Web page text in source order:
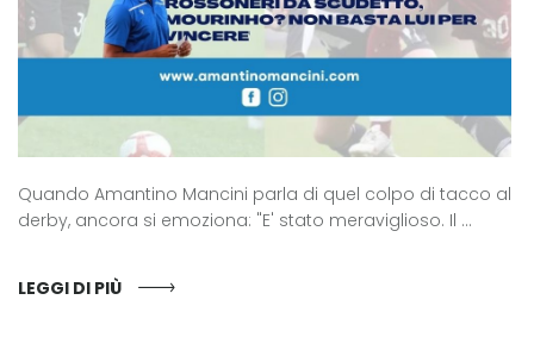
Quando Amantino Mancini parla di quel colpo di tacco al
derby, ancora si emoziona: "E' stato meraviglioso. Il ...
LEGGI DI PIÙ